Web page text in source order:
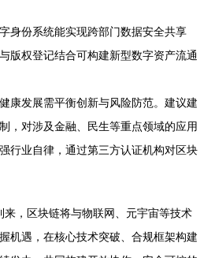
身份系统能实现跨部门数据安全共享
版权登记结合可构建新型数字资产流通
康发展需平衡创新与风险防范。建议建
，对涉及金融、民生等重点领域的应用
行业自律，通过第三方认证机构对区块
来，区块链将与物联网、元宇宙等技术
机遇，在核心技术突破、合规框架构建